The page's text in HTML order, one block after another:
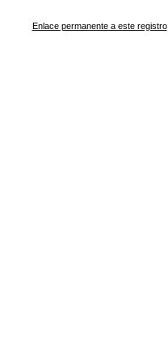
Enlace permanente a este registro